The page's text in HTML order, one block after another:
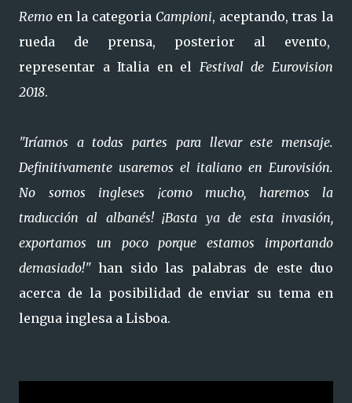
Remo en la categoria Campioni, aceptando, tras la
rueda de prensa, posterior al evento,
representar a Italia en el Festival de Eurovision
2018.
"Iríamos a todas partes para llevar este mensaje.
Definitivamente usaremos el italiano en Eurovisión.
No somos ingleses ¡como mucho, haremos la
traducción al albanés! ¡Basta ya de esta invasión,
exportamos un poco porque estamos importando
demasiado!" han sido las palabras de este duo
acerca de la posibilidad de enviar su tema en
lengua inglesa a Lisboa.